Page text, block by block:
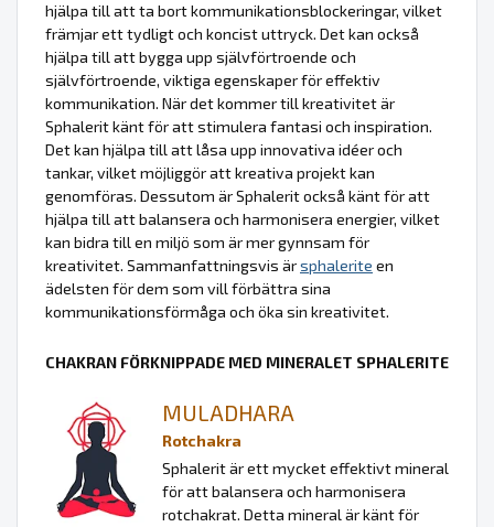
hjälpa till att ta bort kommunikationsblockeringar, vilket
främjar ett tydligt och koncist uttryck. Det kan också
hjälpa till att bygga upp självförtroende och
självförtroende, viktiga egenskaper för effektiv
kommunikation. När det kommer till kreativitet är
Sphalerit känt för att stimulera fantasi och inspiration.
Det kan hjälpa till att låsa upp innovativa idéer och
tankar, vilket möjliggör att kreativa projekt kan
genomföras. Dessutom är Sphalerit också känt för att
hjälpa till att balansera och harmonisera energier, vilket
kan bidra till en miljö som är mer gynnsam för
kreativitet. Sammanfattningsvis ärsphalerite en
ädelsten för dem som vill förbättra sina
kommunikationsförmåga och öka sin kreativitet.
CHAKRAN FÖRKNIPPADE MED MINERALET SPHALERITE
MULADHARA
Rotchakra
Sphalerit är ett mycket effektivt mineral
för att balansera och harmonisera
rotchakrat. Detta mineral är känt för